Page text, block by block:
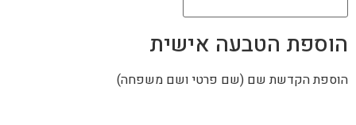
הוספת הטבעה אישית
הוספת הקדשת שם (שם פרטי ושם משפחה)